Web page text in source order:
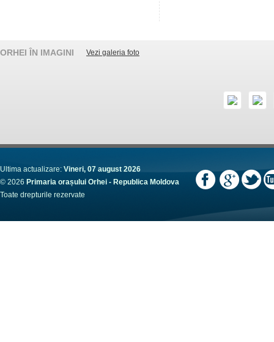
ORHEI ÎN IMAGINI Vezi galeria foto
Ultima actualizare: Vineri, 07 august 2026
© 2026 Primaria orașului Orhei - Republica Moldova
Toate drepturile rezervate